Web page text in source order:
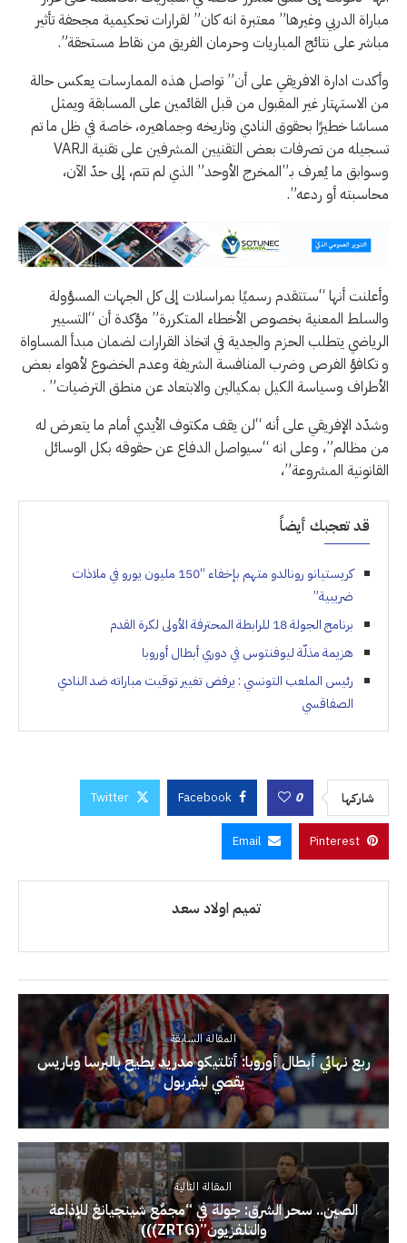
مباراة الدربي وغيرها” معتبرة انه كان” لقرارات تحكيمية مجحفة تأثير
مباشر على نتائج المباريات وحرمان الفريق من نقاط مستحقة”.
وأكدت ادارة الافريقي على أن” تواصل هذه الممارسات يعكس حالة
من الاستهتار غير المقبول من قبل القائمين على المسابقة ويمثل
مساسًا خطيرًا بحقوق النادي وتاريخه وجماهيره، خاصة في ظل ما تم
تسجيله من تصرفات بعض التقنيين المشرفين على تقنية الـVAR
وسوابق ما يُعرف بـ”المخرج الأوحد” الذي لم تتم، إلى حدّ الآن،
محاسبته أو ردعه”.
وأعلنت أنها “ستتقدم رسميًا بمراسلات إلى كل الجهات المسؤولة
والسلط المعنية بخصوص الأخطاء المتكررة” مؤكدة أن “التسيير
الرياضي يتطلب الحزم والجدية في اتخاذ القرارات لضمان مبدأ المساواة
و تكافؤ الفرص وضرب المنافسة الشريفة وعدم الخضوع لأهواء بعض
الأطراف وسياسة الكيل بمكيالين والابتعاد عن منطق الترضيات” .
وشدّد الإفريقي على أنه “لن يقف مكتوف الأيدي أمام ما يتعرض له
من مظالم”، وعلى انه “سيواصل الدفاع عن حقوقه بكل الوسائل
القانونية المشروعة”،
قد تعجبك أيضاً
كريستيانو رونالدو متهم بإخفاء “150 مليون يورو في ملاذات
ضريبية”
برنامج الجولة 18 للرابطة المحترفة الأولى لكرة القدم
هزيمة مذلّة ليوفنتوس في دوري أبطال أوروبا
رئيس الملعب التونسي : يرفض تغيير توقيت مباراته ضد النادي
الصفاقسي
شاركها 0
Facebook
Twitter
Pinterest
Email
تميم اولاد سعد
المقالة السابقة
ربع نهائي أبطال أوروبا: أتلتيكو مدريد يطيح بالبرسا وباريس
يقصي ليفربول
المقالة التالية
الصين.. سحر الشرق: جولة في “مجمٌع شينجيانغ للإذاعة
والتلفزيون”(ZRTG)))